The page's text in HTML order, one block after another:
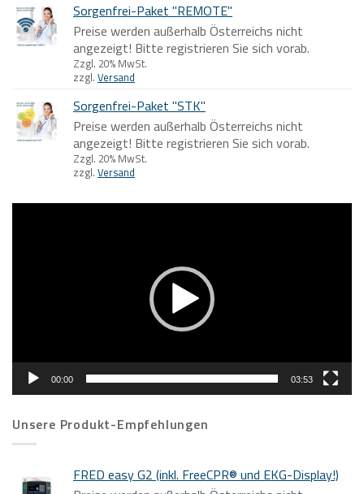
Sorgenfrei-Paket "REMOTE"
Preise werden außerhalb Österreichs nicht
angezeigt! Bitte registrieren Sie sich vorab.
Zzgl. 20% MwSt.
zzgl. Versand
Sorgenfrei-Paket "STK"
Preise werden außerhalb Österreichs nicht
angezeigt! Bitte registrieren Sie sich vorab.
Zzgl. 20% MwSt.
zzgl. Versand
00:00 03:53
Unsere Produkt-Empfehlungen
FRED easy G2 (inkl. FreeCPR® und EKG-Display!)